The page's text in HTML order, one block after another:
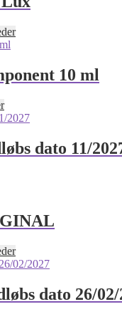
Dette
varianter.
vælges
varesiden
10 ml
Dette
vare
flere
varianter.
varesiden
dato 11/
Dette
vare
flere
varianter.dato 26/02/